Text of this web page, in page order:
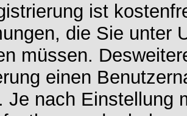
ist
die Sie unter
müssen.
einen
Je nach Einstellung